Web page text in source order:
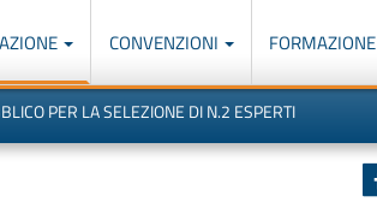
CONVENZIONI FORMAZIONE
PER LA SELEZIONE DI N.2 ESPERTI